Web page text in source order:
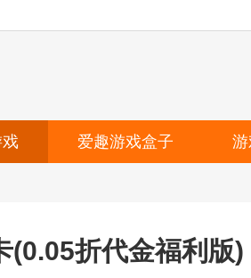
爱趣游戏盒子
(0.05折代金福利版)